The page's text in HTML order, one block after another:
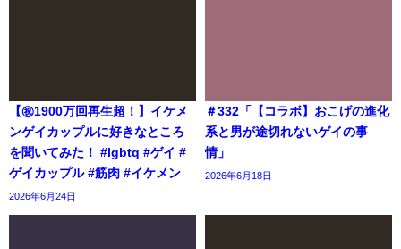
【㊗️1900万回再生超！】イケメ
ンゲイカップルに好きなところ
を聞いてみた！ #lgbtq #ゲイ #
ゲイカップル #筋肉 #イケメン
2026年6月24日
＃332「【コラボ】おこげの進化
系と男が途切れないゲイの事
情」
2026年6月18日